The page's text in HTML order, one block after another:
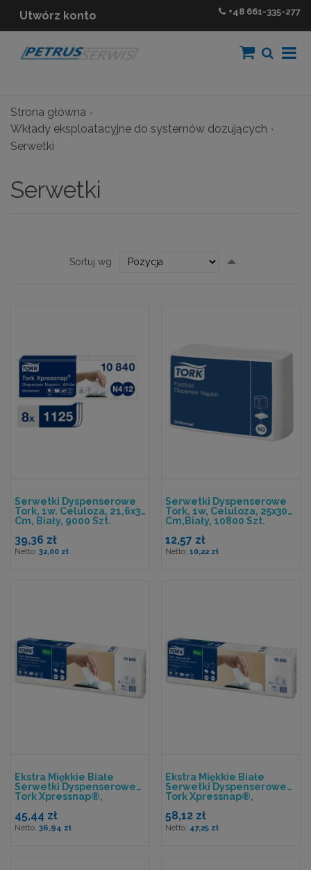
Utwórz konto +48 661-335-277
Strona główna
Wkłady eksploatacyjne do systemów dozujących
Serwetki
Serwetki
Sortuj wg
kierunek
Serwetki Dyspenserowe
Tork, 1w. Celuloza, 21,6x33
Cm, Biały, 9000 Szt.
System N4 8op X 1125
39,36 zł
32,00 zł
Serwetki Dyspenserowe
Tork, 1w, Celuloza, 25x30
Cm,biały, 10800 Szt.
System N2
12,57 zł
10,22 zł
Ekstra Miękkie Białe
Serwetki Dyspenserowe
Tork Xpressnap®,
45,44 zł
36,94 zł
Ekstra Miękkie Białe
Serwetki Dyspenserowe
Tork Xpressnap®,
58,12 zł
47,25 zł